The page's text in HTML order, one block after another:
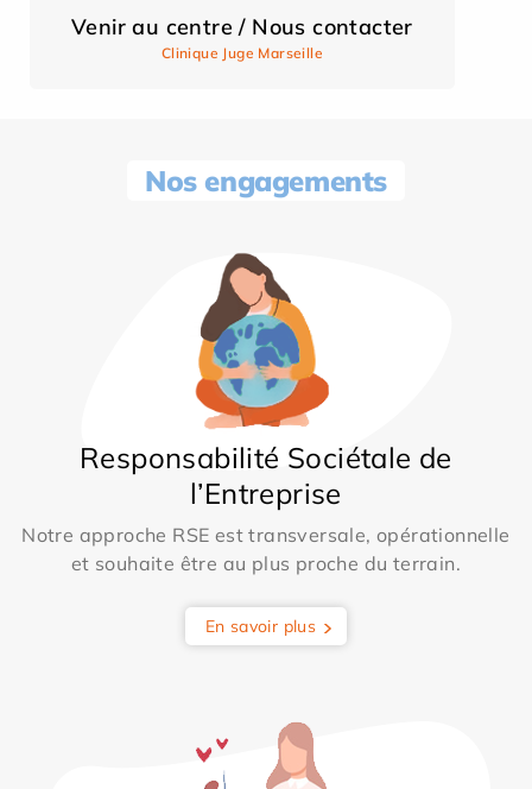
Venir au centre / Nous contacter
Clinique Juge Marseille
Nos engagements
Responsabilité Sociétale de
l’Entreprise
Notre approche RSE est transversale, opérationnelle
et souhaite être au plus proche du terrain.
En savoir plus